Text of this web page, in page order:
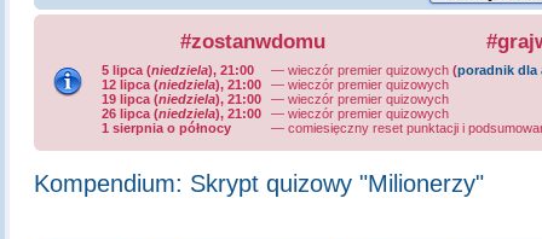
#zostanwdomu
5 lipca (niedziela), 21:00
12 lipca (niedziela), 21:00
19 lipca (niedziela), 21:00
26 lipca (niedziela), 21:00
1 sierpnia o północy
— wieczór premier quizowych(poradnik dla
— wieczór premier quizowych
— wieczór premier quizowych
— wieczór premier quizowych
—comiesięczny reset punktacji i
Kompendium: Skrypt quizowy "Milionerzy"